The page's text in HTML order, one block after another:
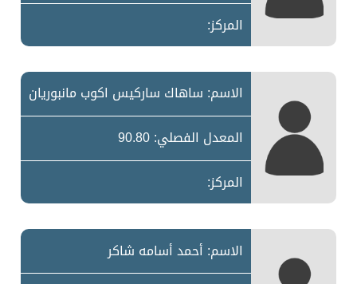
المركز:
الاسم: ساهاك ساركيس اكوب مانبوريان
المعدل الفصلي: 90.80
المركز:
الاسم: أحمد أسامه شاكر